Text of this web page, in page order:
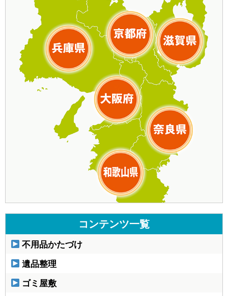
コンテンツ一覧
不用品かたづけ
遺品整理
ゴミ屋敷